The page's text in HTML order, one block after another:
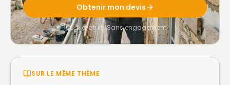
Obtenir mon devis
100 % gratuit · Sans engagement
SUR LE MÊME THÈME